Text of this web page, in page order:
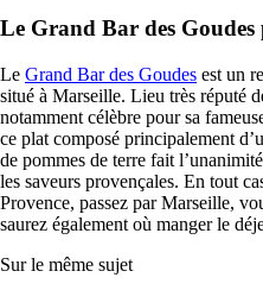
Le Grand Bar des
Le Grand Bar des Goudes est un
situé à Marseille. Lieu très réputé
notamment célèbre pour sa
ce plat composé principalement
de pommes de terre fait
les saveurs provençales. En tout
Provence, passez par Marseille,
saurez également où manger le
Sur le même sujet